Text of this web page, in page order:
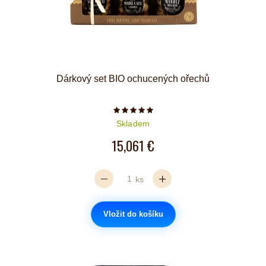
Dárkový set BIO ochucených ořechů
Počet hvězdiček je 5 z 5
Skladem
15,061 €
ks
Vložit do košíku